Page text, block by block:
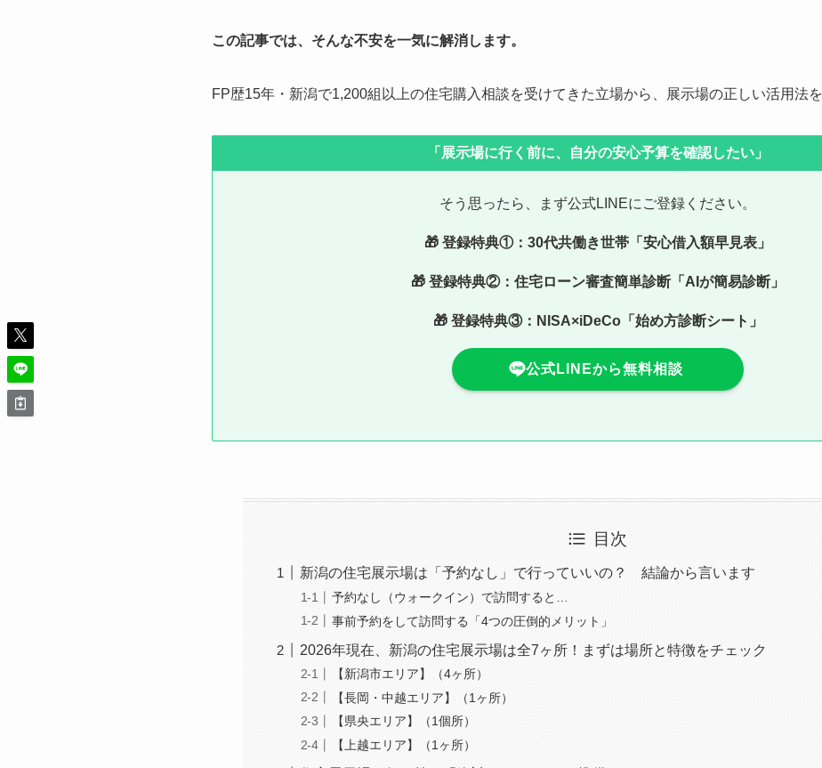
この記事では、そんな不安を一気に解消します。
FP歴15年・新潟で1,200組以上の住宅購入相談を受けてきた立場から、展示場の正しい活用法を
「展示場に行く前に、自分の安心予算を確認したい」
そう思ったら、まず公式LINEにご登録ください。
🎁 登録特典①：30代共働き世帯「安心借入額早見表」
🎁 登録特典②：住宅ローン審査簡単診断「AIが簡易診断」
🎁 登録特典③： NISA×iDeCo「始め方診断シート」
公式LINEから無料相談
目次
新潟の住宅展示場は「予約なし」で行っていいの？ 結論から言います
予約なし（ウォークイン）で訪問すると…
事前予約をして訪問する「4つの圧倒的メリット」
2026年現在、新潟の住宅展示場は全7ヶ所！まずは場所と特徴をチェック
【新潟市エリア】（4ヶ所）
【長岡・中越エリア】（1ヶ所）
【県央エリア】（1個所）
【上越エリア】（1ヶ所）